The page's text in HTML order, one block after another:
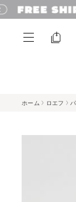
ホーム ロエフ